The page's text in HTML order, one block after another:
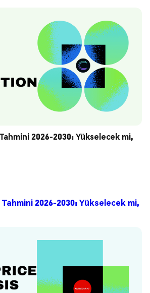
2026-2030: Yükselecek mi,
2026-2030: Yükselecek mi,